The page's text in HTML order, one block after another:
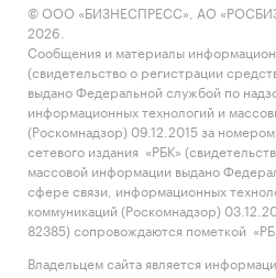
© ООО «БИЗНЕСПРЕСС», АО
2026.
Сообщения и материалы
(свидетельство о регистрации
выдано Федеральной службой по
информационных технологий и
(Роскомнадзор) 09.12.2015 за
сетевого издания «РБК»
массовой информации выдано
сфере связи, информационных
коммуникаций (Роскомнадзор)
82385) сопровождаются пометкой
Владельцем сайта является